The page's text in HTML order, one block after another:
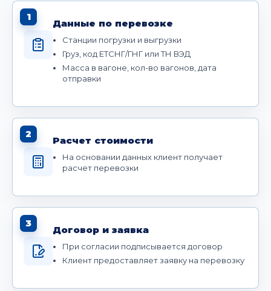
1
Данные по перевозке
Станции погрузки и выгрузки
Груз, код ЕТСНГ/ГНГ или ТН ВЭД
Масса в вагоне, кол-во вагонов, дата
отправки
2
Расчет стоимости
На основании данных клиент получает
расчет перевозки
3
Договор и заявка
При согласии подписывается договор
Клиент предоставляет заявку на перевозку